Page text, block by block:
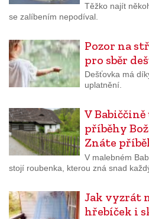
Těžko najít
se zalíbením nepodíval.
Pozor na
pro sběr
Dešťovka má
uplatnění.
V
příběhy
Znáte
V malebném
stojí roubenka, kterou zná snad
Jak vyzrát
hřebíček i